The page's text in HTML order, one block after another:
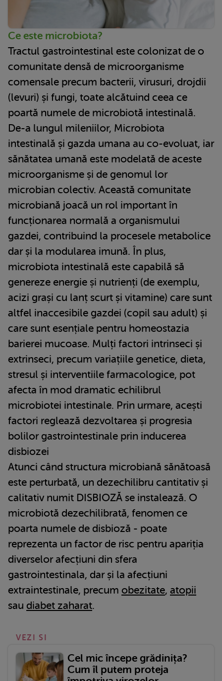
Ce este microbiota?
Tractul gastrointestinal este colonizat de o
comunitate densă de microorganisme
comensale precum bacterii, virusuri, drojdii
(levuri) și fungi, toate alcătuind ceea ce
poartă numele de microbiotă intestinală.
De-a lungul mileniilor, Microbiota
intestinală și gazda umana au co-evoluat, iar
sănătatea umană este modelată de aceste
microorganisme și de genomul lor
microbian colectiv. Această comunitate
microbiană joacă un rol important în
funcționarea normală a organismului
gazdei, contribuind la procesele metabolice
dar și la modularea imună. În plus,
microbiota intestinală este capabilă să
genereze energie și nutrienți (de exemplu,
acizi grași cu lanț scurt și vitamine) care sunt
altfel inaccesibile gazdei (copil sau adult) și
care sunt esențiale pentru homeostazia
barierei mucoase. Mulți factori intrinseci și
extrinseci, precum variațiile genetice, dieta,
stresul și interventiile farmacologice, pot
afecta în mod dramatic echilibrul
microbiotei intestinale. Prin urmare, acești
factori reglează dezvoltarea și progresia
bolilor gastrointestinale prin inducerea
disbiozei
Atunci când structura microbiană sănătoasă
este perturbată, un dezechilibru cantitativ și
calitativ numit DISBIOZĂ se instalează. O
microbiotă dezechilibrată, fenomen ce
poarta numele de disbioză - poate
reprezenta un factor de risc pentru apariția
diverselor afecțiuni din sfera
gastrointestinala, dar și la afecțiuni
extraintestinale, precum obezitate, atopii
sau diabet zaharat.
VEZI SI
Cel mic începe grădinița?
Cum îl putem proteja